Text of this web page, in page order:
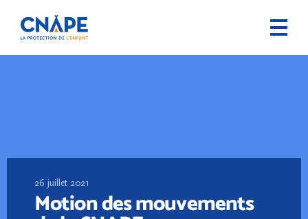
26 juillet 2021
Motion des mouvements